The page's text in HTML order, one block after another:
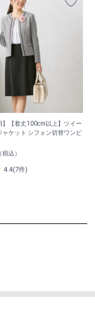
】【着丈100cm以上】ツイー
ャケット シフォン切替ワンピ
税込）
4.4(7件)